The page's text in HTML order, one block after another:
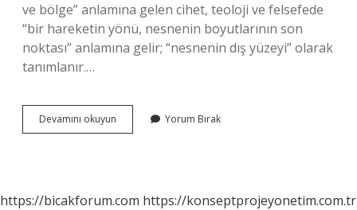
ve bölge” anlamına gelen cihet, teoloji ve felsefede
“bir hareketin yönü, nesnenin boyutlarının son
noktası” anlamına gelir; “nesnenin dış yüzeyi” olarak
tanımlanır.…
Devamını okuyun
Ne
Yorum Bırak
https://bicakforum.com https://konseptprojeyonetim.com.tr